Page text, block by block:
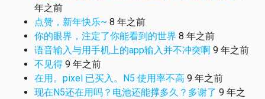
年之前
点赞，新年快乐~ 8 年之前
你的眼界，注定了你能看到的世界 8 年之前
语音输入与用手机上的app输入并不冲突啊 9 年之前
不见得 9 年之前
在用。pixel 已买入。N5 使用率不高 9 年之前
现在N5还在用吗？电池还能撑多久？多谢了 9 年之